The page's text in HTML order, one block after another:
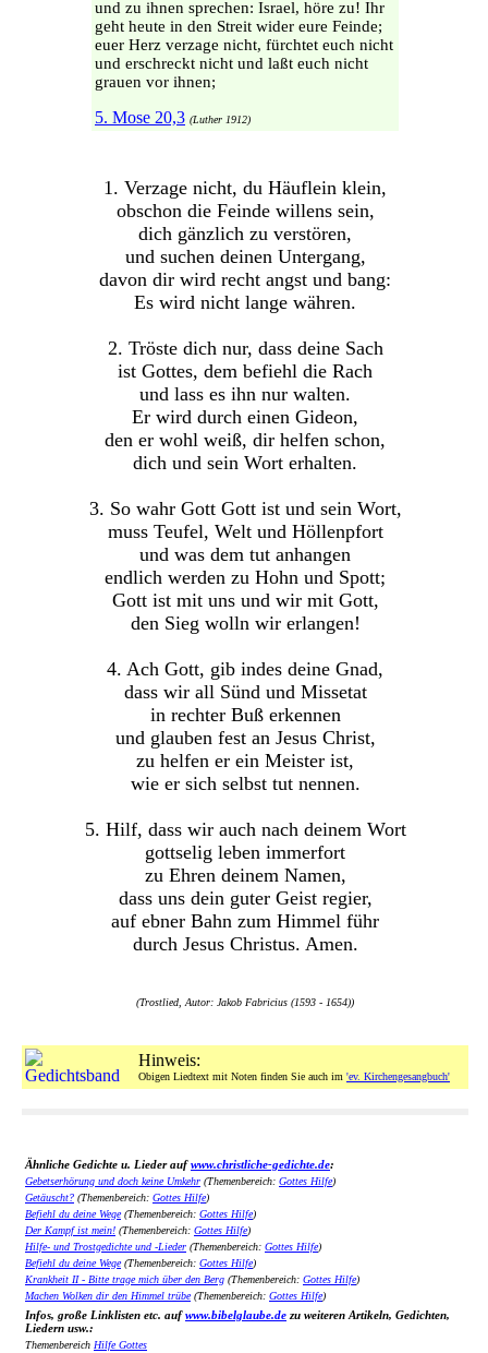
und zu ihnen sprechen: Israel, höre zu! Ihr
geht heute in den Streit wider eure Feinde;
euer Herz verzage nicht, fürchtet euch nicht
und erschreckt nicht und laßt euch nicht
grauen vor ihnen;
5. Mose 20,3 (Luther 1912)
1. Verzage nicht, du Häuflein klein,
obschon die Feinde willens sein,
dich gänzlich zu verstören,
und suchen deinen Untergang,
davon dir wird recht angst und bang:
Es wird nicht lange währen.
2. Tröste dich nur, dass deine Sach
ist Gottes, dem befiehl die Rach
und lass es ihn nur walten.
Er wird durch einen Gideon,
den er wohl weiß, dir helfen schon,
dich und sein Wort erhalten.
3. So wahr Gott Gott ist und sein Wort,
muss Teufel, Welt und Höllenpfort
und was dem tut anhangen
endlich werden zu Hohn und Spott;
Gott ist mit uns und wir mit Gott,
den Sieg wolln wir erlangen!
4. Ach Gott, gib indes deine Gnad,
dass wir all Sünd und Missetat
in rechter Buß erkennen
und glauben fest an Jesus Christ,
zu helfen er ein Meister ist,
wie er sich selbst tut nennen.
5. Hilf, dass wir auch nach deinem Wort
gottselig leben immerfort
zu Ehren deinem Namen,
dass uns dein guter Geist regier,
auf ebner Bahn zum Himmel führ
durch Jesus Christus. Amen.
(Trostlied, Autor: Jakob Fabricius (1593 - 1654))
Hinweis:
Obigen Liedtext mit Noten finden Sie auch im 'ev. Kirchengesangbuch'
Ähnliche Gedichte u. Lieder aufwww.christliche-gedichte.de:
Gebetserhörung und doch keine Umkehr (Themenbereich: Gottes Hilfe)
Getäuscht? (Themenbereich: Gottes Hilfe)
Befiehl du deine Wege(Themenbereich: Gottes Hilfe)
Der Kampf ist mein! (Themenbereich: Gottes Hilfe)
Hilfe- und Trostgedichte und -Lieder (Themenbereich: Gottes Hilfe)
Befiehl du deine Wege(Themenbereich: Gottes Hilfe)
Krankheit II - Bitte trage mich über den Berg (Themenbereich: Gottes Hilfe)
Machen Wolken dir den Himmel trübe(Themenbereich: Gottes Hilfe)
Infos, große Linklisten etc. aufwww.bibelglaube.de zu weiteren Artikeln, Gedichten,
Liedern usw.:
Themenbereich Hilfe Gottes